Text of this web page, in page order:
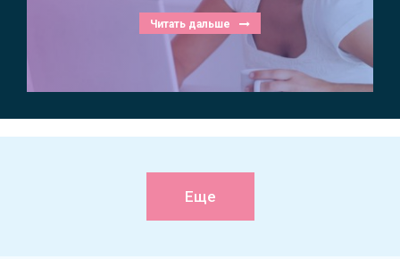
Читать дальше
Еще